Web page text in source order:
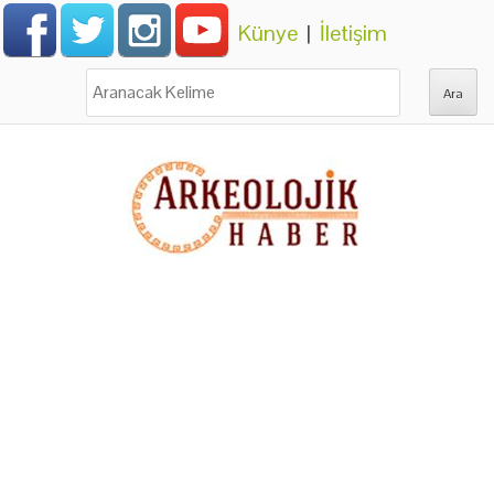
Künye | İletişim